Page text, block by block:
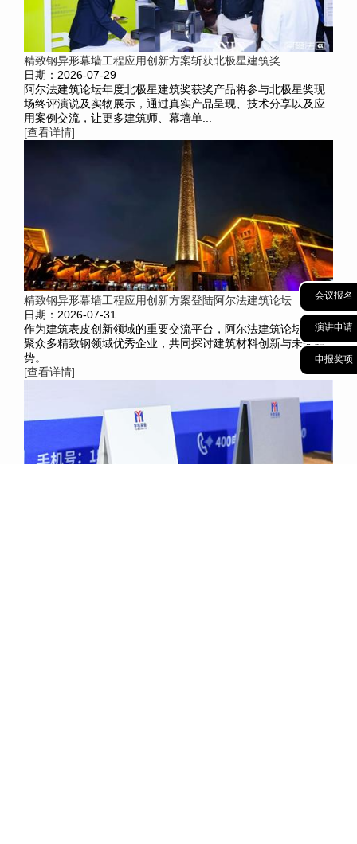
会议报名
演讲申请
申报奖项
精致钢异形幕墙工程应用创新方案斩获北极星建筑奖
日期：2026-07-29
阿尔法建筑论坛年度北极星建筑奖获奖产品将参与北极星奖现
场终评演说及实物展示，通过真实产品呈现、技术分享以及应
用案例交流，让更多建筑师、幕墙单...
[查看详情]
精致钢异形幕墙工程应用创新方案登陆阿尔法建筑论坛
日期：2026-07-31
作为建筑表皮创新领域的重要交流平台，阿尔法建筑论坛将汇
聚众多精致钢领域优秀企业，共同探讨建筑材料创新与未来趋
势。
[查看详情]